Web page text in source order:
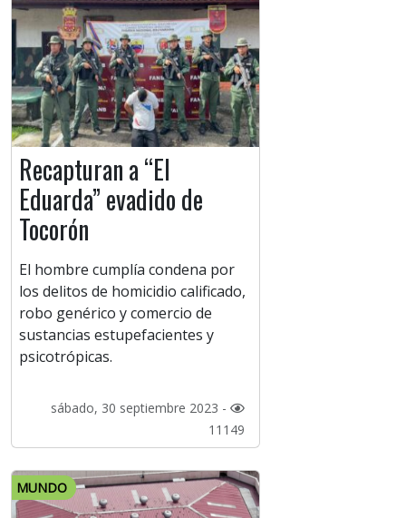
Recapturan a “El
Eduarda” evadido de
Tocorón
El hombre cumplía condena por
los delitos de homicidio calificado,
robo genérico y comercio de
sustancias estupefacientes y
psicotrópicas.
sábado, 30 septiembre 2023 -
11149
MUNDO